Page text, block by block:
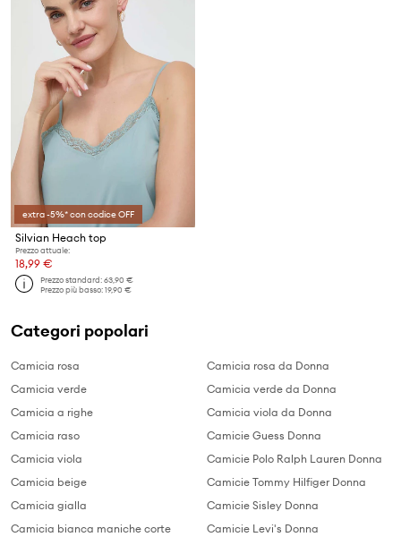
extra -5%* con codice OFF
Silvian Heach top
Prezzo attuale:
18,99 €
Prezzo standard:63,90 €
Prezzo più basso:19,90 €
Categori popolari
Camicia rosa
Camicia verde
Camicia a righe
Camicia raso
Camicia viola
Camicia beige
Camicia gialla
Camicia bianca maniche corte
Camicia rosa da Donna
Camicia verde da Donna
Camicia viola da Donna
Camicie Guess Donna
Camicie Polo Ralph Lauren Donna
Camicie Tommy Hilfiger Donna
Camicie Sisley Donna
Camicie Levi's Donna